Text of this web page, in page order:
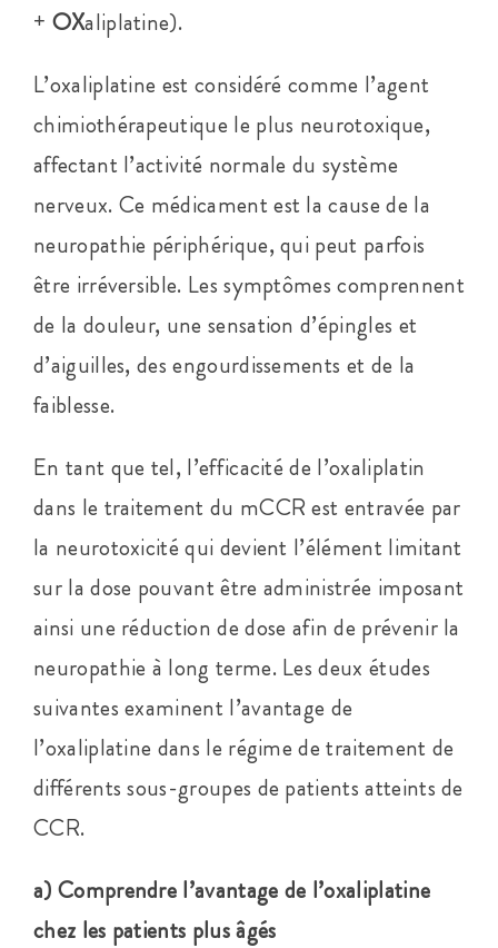
+ OXaliplatine).
L’oxaliplatine est considéré comme l’agent
chimiothérapeutique le plus neurotoxique,
affectant l’activité normale du système
nerveux. Ce médicament est la cause de la
neuropathie périphérique, qui peut parfois
être irréversible. Les symptômes comprennent
de la douleur, une sensation d’épingles et
d’aiguilles, des engourdissements et de la
faiblesse.
En tant que tel, l’efficacité de l’oxaliplatin
dans le traitement du mCCR est entravée par
la neurotoxicité qui devient l’élément limitant
sur la dose pouvant être administrée imposant
ainsi une réduction de dose afin de prévenir la
neuropathie à long terme. Les deux études
suivantes examinent l’avantage de
l’oxaliplatine dans le régime de traitement de
différents sous-groupes de patients atteints de
CCR.
a) Comprendre l’avantage de l’oxaliplatine
chez les patients plus âgés